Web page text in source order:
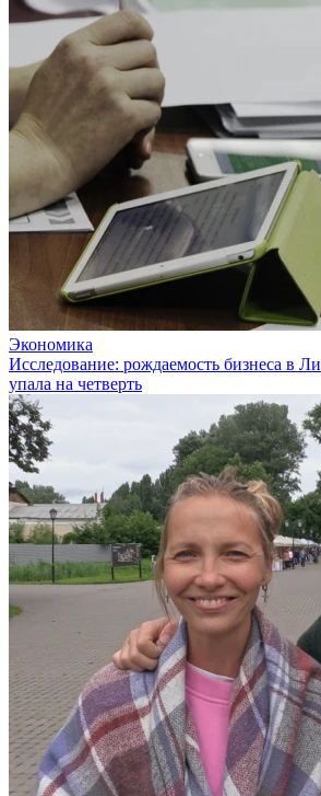
Экономика
Исследование: рождаемость бизнеса в
упала на четверть